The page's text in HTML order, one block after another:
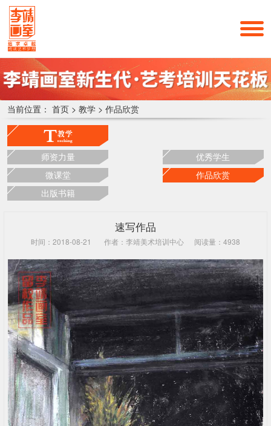
当前位置： 首页 > 教学 > 作品欣赏
师资力量
优秀学生
微课堂
作品欣赏
出版书籍
速写作品
时间：2018-08-21 作者：李靖美术培训中心 阅读量：4938